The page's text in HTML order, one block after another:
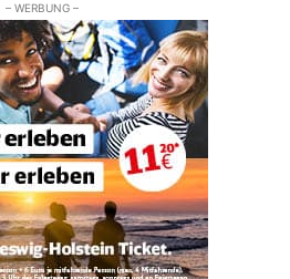
– WERBUNG –